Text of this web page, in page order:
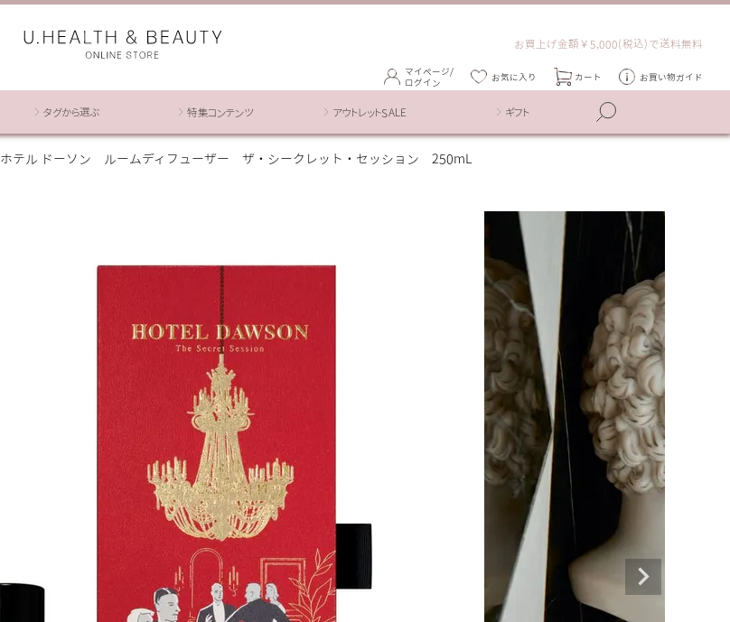
お買上げ金額￥5,000(税込)で送料無料
マイページ/
ログイン
お気に入り カート お買い物ガイド
タグから選ぶ 特集コンテンツ アウトレットSALE ギフト
ホテル ドーソン ルームディフューザー ザ・シークレット・セッション 250mL